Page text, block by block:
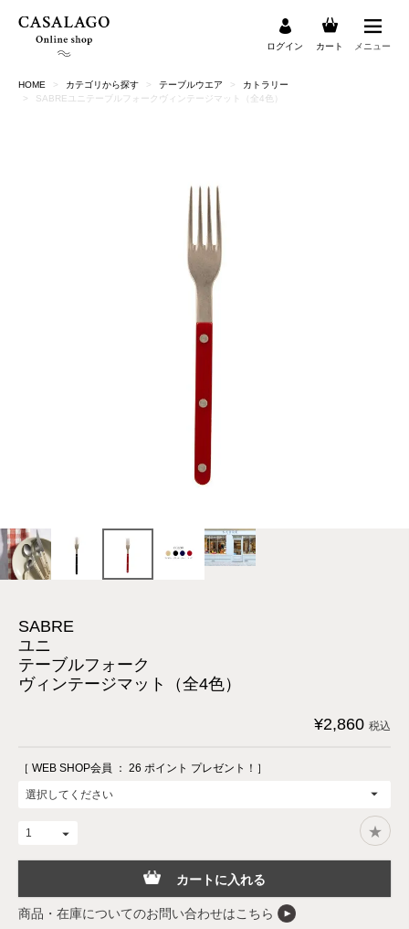
ログイン カート メニュー
HOME カテゴリから探す テーブルウエア
カトラリー
SABREユニテーブルフォークヴィンテージマット（全4色）
検索
SABRE
ユニ
テーブルフォーク
ヴィンテージマット（全4色）
¥2,860 税込
［ WEB SHOP会員 ： 26 ポイント プレゼント！］
カートに入れる
商品・在庫についてのお問い合わせはこちら